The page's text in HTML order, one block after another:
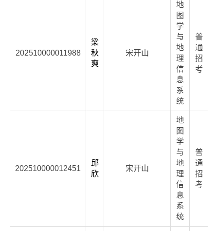
202510000011988
梁
秋
爽
宋开山
地
图
学
与
地
理
信
息
系
统
普
通
招
考
202510000012451
邱
欣
宋开山
地
图
学
与
地
理
信
息
系
统
普
通
招
考